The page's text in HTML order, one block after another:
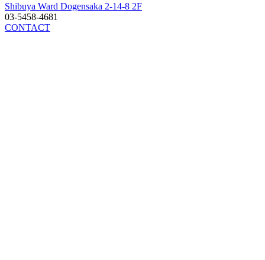
Shibuya Ward Dogensaka 2-14-8 2F
03-5458-4681
CONTACT